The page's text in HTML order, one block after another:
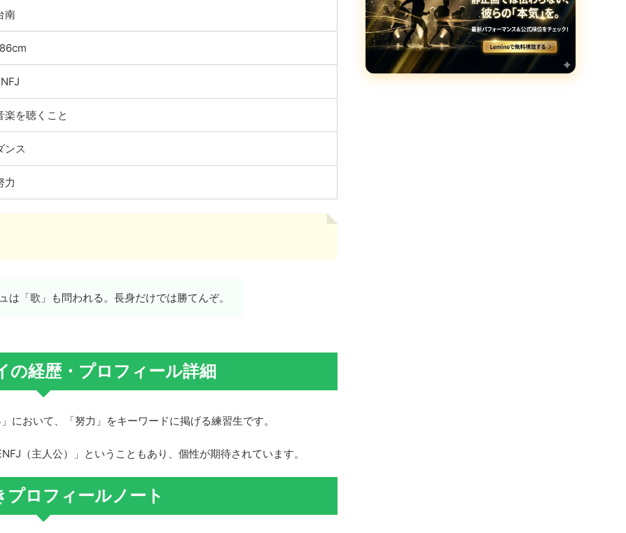
南
楽を聴くこと
ンス
力
「歌」も問われる。長身だけでは勝てんぞ。
の経歴・プロフィール詳細
において、「努力」をキーワードに掲げる練習生です。
（主人公）」ということもあり、個性が期待されています。
プロフィールノート